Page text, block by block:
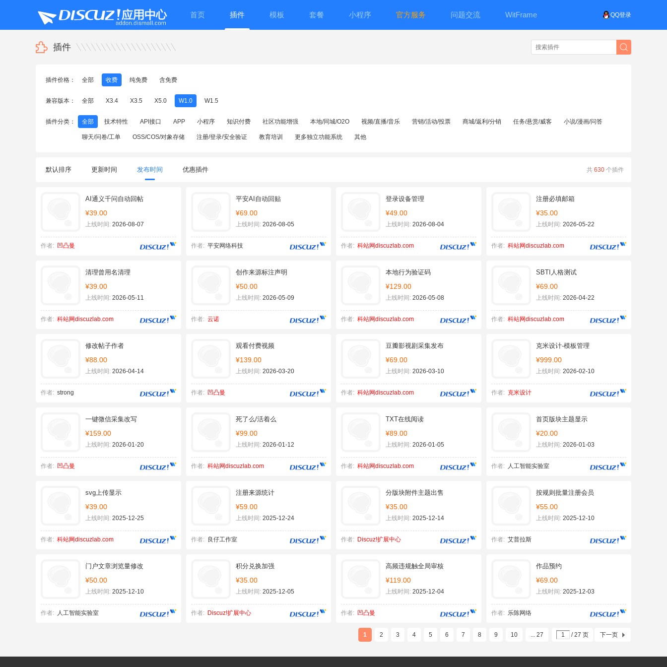
QQ登录
首页 插件 模板 套餐 小程序 官方服务 问题交流 WitFrame
插件
插件价格： 全部 收费 纯免费 含免费
兼容版本： 全部 X3.4 X3.5 X5.0 W1.0 W1.5
插件分类： 全部 技术特性 API接口 APP 小程序 知识付费 社区功能增强 本地/同城/O2O 视频/直播/音乐 营销/活动/投票 商城/返利/分销 任务/悬赏/威客 小说/漫画/问答
聊天/问卷/工单 OSS/COS/对象存储 注册/登录/安全验证 教育培训 更多独立功能系统 其他
共 630 个插件
默认排序 更新时间 发布时间 优惠插件
AI通义千问自动回帖
¥39.00
上线时间: 2026-08-07
作者: 凹凸曼
平安AI自动回贴
¥69.00
上线时间:2026-08-05
作者: 平安网络科技
登录设备管理
¥49.00
上线时间: 2026-08-04
作者: 科站网discuzlab.com
注册必填邮箱
¥35.00
上线时间:2026-05-22
作者: 科站网discuzlab.com
清理曾用名清理
¥39.00
上线时间: 2026-05-11
作者: 科站网discuzlab.com
创作来源标注声明
¥50.00
上线时间:2026-05-09
作者: 云诺
本地行为验证码
¥129.00
上线时间: 2026-05-08
作者: 科站网discuzlab.com
SBTI人格测试
¥69.00
上线时间:2026-04-22
作者: 科站网discuzlab.com
修改帖子作者
¥88.00
上线时间: 2026-04-14
作者: strong
观看付费视频
¥139.00
上线时间:2026-03-20
作者: 凹凸曼
豆瓣影视剧采集发布
¥69.00
上线时间: 2026-03-10
作者: 科站网discuzlab.com
克米设计-模板管理
¥999.00
上线时间:2026-02-10
作者: 克米设计
一键微信采集改写
¥159.00
上线时间: 2026-01-20
作者: 凹凸曼
死了么/活着么
¥99.00
上线时间:2026-01-12
作者: 科站网discuzlab.com
TXT在线阅读
¥89.00
上线时间: 2026-01-05
作者: 科站网discuzlab.com
首页版块主题显示
¥20.00
上线时间:2026-01-03
作者: 人工智能实验室
svg上传显示
¥39.00
上线时间: 2025-12-25
作者: 科站网discuzlab.com
注册来源统计
¥59.00
上线时间:2025-12-24
作者: 良仔工作室
分版块附件主题出售
¥35.00
上线时间: 2025-12-14
作者: Discuz!扩展中心
按规则批量注册会员
¥55.00
上线时间:2025-12-10
作者: 艾普拉斯
门户文章浏览量修改
¥50.00
上线时间: 2025-12-10
作者: 人工智能实验室
积分兑换加强
¥35.00
上线时间:2025-12-05
作者: Discuz!扩展中心
高频违规触全局审核
¥119.00
上线时间: 2025-12-04
作者: 凹凸曼
作品预约
¥69.00
上线时间:2025-12-03
作者: 乐陈网络
1 2 3 4 5 6 7 8 9 10 ... 27 / 27 页 下一页